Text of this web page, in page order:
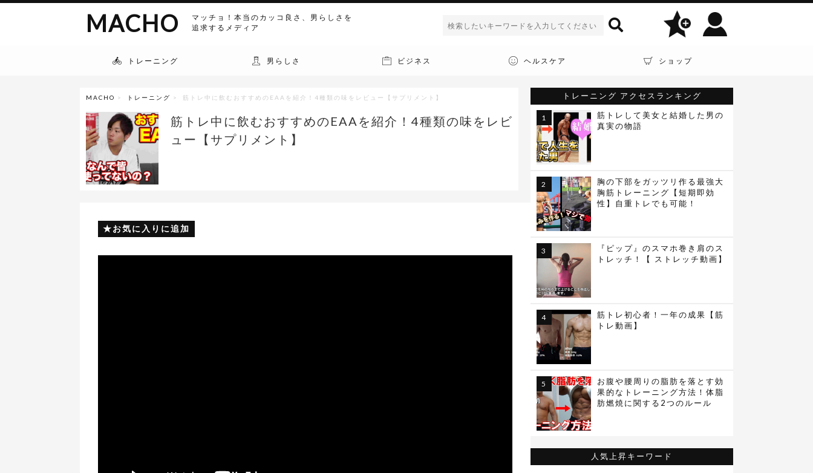
マッチョ！本当のカッコ良さ、男らしさを
追求するメディア
MACHO
トレーニング 男らしさ ビジネス ヘルスケア ショップ
MACHO > トレーニング > 筋トレ中に飲むおすすめのEAAを紹介！4種類の味をレビュー【サプリメント】
筋トレ中に飲むおすすめのEAAを紹介！4種類の味をレビ
ュー【サプリメント】
お気に入りに追加
トレーニング アクセスランキング
筋トレして美女と結婚した男の
真実の物語
胸の下部をガッツリ作る最強大
胸筋トレーニング【短期即効
性】自重トレでも可能！
『ピップ』のスマホ巻き肩のス
トレッチ！【 ストレッチ動画】
筋トレ初心者！一年の成果【筋
トレ動画】
お腹や腰周りの脂肪を落とす効
果的なトレーニング方法！体脂
肪燃焼に関する2つのルール
人気上昇キーワード